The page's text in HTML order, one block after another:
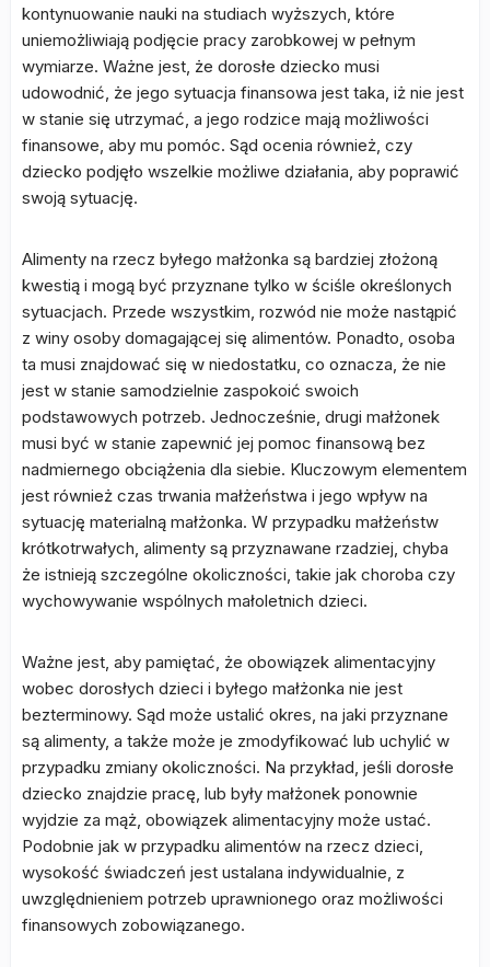
kontynuowanie nauki na studiach wyższych, które
uniemożliwiają podjęcie pracy zarobkowej w pełnym
wymiarze. Ważne jest, że dorosłe dziecko musi
udowodnić, że jego sytuacja finansowa jest taka, iż nie jest
w stanie się utrzymać, a jego rodzice mają możliwości
finansowe, aby mu pomóc. Sąd ocenia również, czy
dziecko podjęło wszelkie możliwe działania, aby poprawić
swoją sytuację.
Alimenty na rzecz byłego małżonka są bardziej złożoną
kwestią i mogą być przyznane tylko w ściśle określonych
sytuacjach. Przede wszystkim, rozwód nie może nastąpić
z winy osoby domagającej się alimentów. Ponadto, osoba
ta musi znajdować się w niedostatku, co oznacza, że nie
jest w stanie samodzielnie zaspokoić swoich
podstawowych potrzeb. Jednocześnie, drugi małżonek
musi być w stanie zapewnić jej pomoc finansową bez
nadmiernego obciążenia dla siebie. Kluczowym elementem
jest również czas trwania małżeństwa i jego wpływ na
sytuację materialną małżonka. W przypadku małżeństw
krótkotrwałych, alimenty są przyznawane rzadziej, chyba
że istnieją szczególne okoliczności, takie jak choroba czy
wychowywanie wspólnych małoletnich dzieci.
Ważne jest, aby pamiętać, że obowiązek alimentacyjny
wobec dorosłych dzieci i byłego małżonka nie jest
bezterminowy. Sąd może ustalić okres, na jaki przyznane
są alimenty, a także może je zmodyfikować lub uchylić w
przypadku zmiany okoliczności. Na przykład, jeśli dorosłe
dziecko znajdzie pracę, lub były małżonek ponownie
wyjdzie za mąż, obowiązek alimentacyjny może ustać.
Podobnie jak w przypadku alimentów na rzecz dzieci,
wysokość świadczeń jest ustalana indywidualnie, z
uwzględnieniem potrzeb uprawnionego oraz możliwości
finansowych zobowiązanego.